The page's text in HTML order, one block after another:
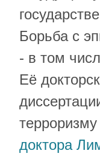
Борьба с
- в том
Её
доктора